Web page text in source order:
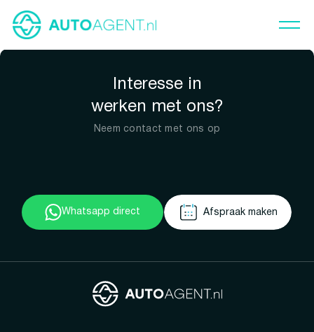
Interesse in
werken met ons?
Neem contact met ons op
Whatsapp direct Afspraak maken